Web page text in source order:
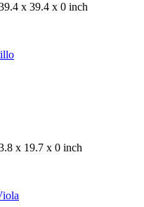
x 39.4 x 0 inch
x 19.7 x 0 inch